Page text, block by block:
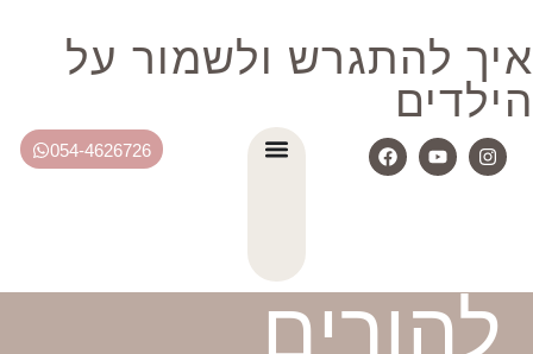
איך להתגרש ולשמור על
הילדים
054-4626726
להורים